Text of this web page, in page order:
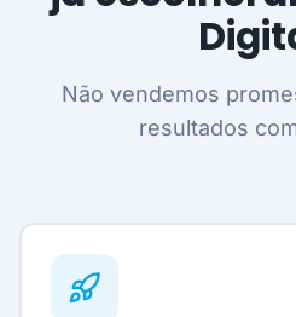
Não vendemos
resultados